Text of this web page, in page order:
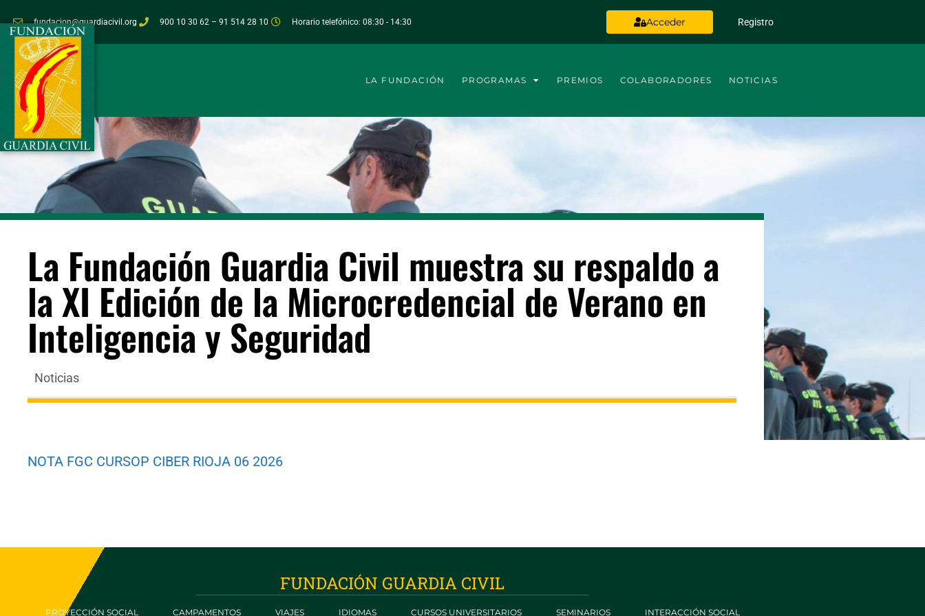
fundacion@guardiacivil.org 900 10 30 62 – 91 514 28 10 Horario telefónico: 08:30 - 14:30 Acceder Registro
LA FUNDACIÓN PROGRAMAS PREMIOS COLABORADORES NOTICIAS
La Fundación Guardia Civil muestra su respaldo a
la XI Edición de la Microcredencial de Verano en
Inteligencia y Seguridad
Noticias
NOTA FGC CURSOP CIBER RIOJA 06 2026
FUNDACIÓN GUARDIA CIVIL
PROYECCIÓN SOCIAL CAMPAMENTOS VIAJES IDIOMAS CURSOS UNIVERSITARIOS SEMINARIOS INTERACCIÓN SOCIAL